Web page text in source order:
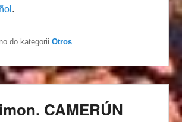
.
do kategorii Otros
CAMERÚN